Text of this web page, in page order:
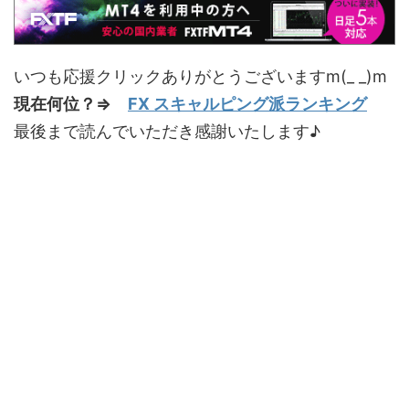
いつも応援クリックありがとうございますm(_ _)m
現在何位？⇒
FX スキャルピング派ランキング
最後まで読んでいただき感謝いたします♪